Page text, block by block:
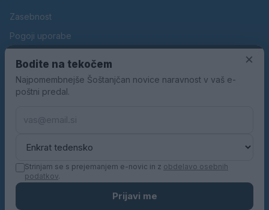
Zasebnost
Pogoji uporabe
Oglaševanje
Kontakt
KN MEDIA d.o.o.
×
Bodite na tekočem
Najpomembnejše Šoštanjčan novice naravnost v vaš e-
poštni predal.
Strinjam se s prejemanjem e-novic in z obdelavo osebnih
podatkov.
Prijavi me